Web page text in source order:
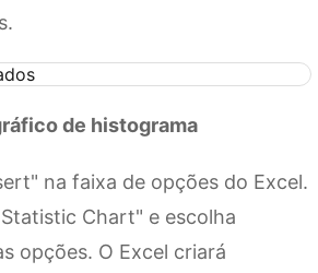
de histograma
na faixa de opções do Excel.
Chart" e escolha
opções. O Excel criará